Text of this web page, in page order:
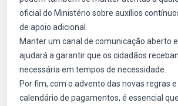
oficial do Ministério sobre auxílios
de apoio adicional.
Manter um canal de comunicação aberto
ajudará a garantir que os cidadãos
necessária em tempos de necessidade.
Por fim, com o advento das novas regras
calendário de pagamentos, é essencial